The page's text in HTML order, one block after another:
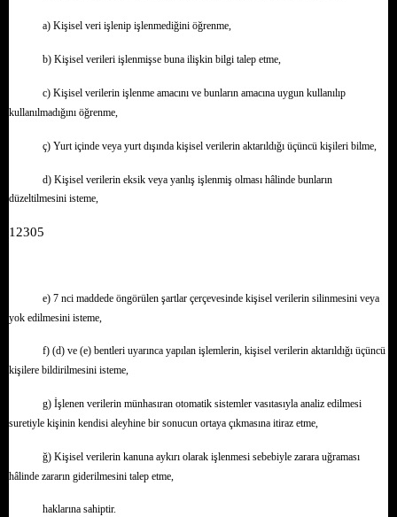
a) Kişisel veri işlenip işlenmediğini öğrenme,
b) Kişisel verileri işlenmişse buna ilişkin bilgi talep etme,
c) Kişisel verilerin işlenme amacını ve bunların amacına uygun kullanılıp
kullanılmadığını öğrenme,
ç) Yurt içinde veya yurt dışında kişisel verilerin aktarıldığı üçüncü kişileri bilme,
d) Kişisel verilerin eksik veya yanlış işlenmiş olması hâlinde bunların
düzeltilmesini isteme,
12305
e) 7 nci maddede öngörülen şartlar çerçevesinde kişisel verilerin silinmesini veya
yok edilmesini isteme,
f) (d) ve (e) bentleri uyarınca yapılan işlemlerin, kişisel verilerin aktarıldığı üçüncü
kişilere bildirilmesini isteme,
g) İşlenen verilerin münhasıran otomatik sistemler vasıtasıyla analiz edilmesi
suretiyle kişinin kendisi aleyhine bir sonucun ortaya çıkmasına itiraz etme,
ğ) Kişisel verilerin kanuna aykırı olarak işlenmesi sebebiyle zarara uğraması
hâlinde zararın giderilmesini talep etme,
haklarına sahiptir.